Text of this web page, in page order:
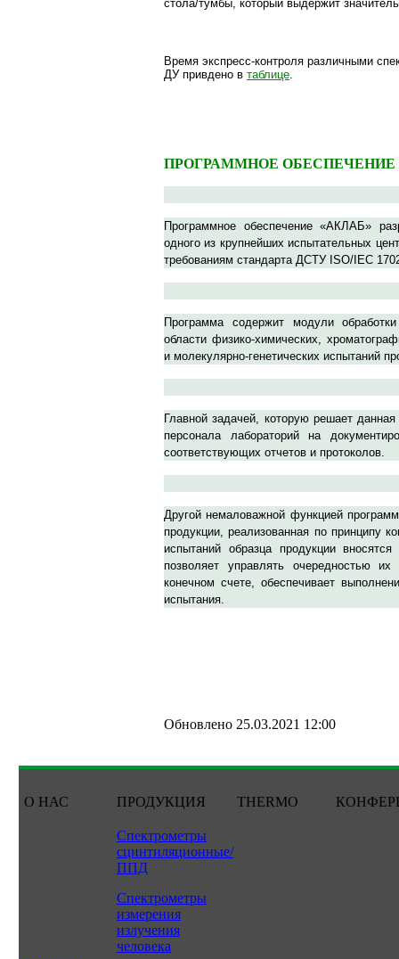
стола/тумбы, который выдержит
Время экспресс-контроля различными
ДУ привдено в таблице.
ПРОГРАММНОЕ ОБЕСПЕЧЕНИЕ
Программное обеспечение «АКЛАБ»
одного из крупнейших испытательных
требованиям стандарта ДСТУ ISO/IEC
Программа содержит модули
области физико-химических,
и молекулярно-генетических испытаний
Главной задачей, которую решает
персонала лабораторий на
соответствующих отчетов и протоколов.
Другой немаловажной функцией
продукции, реализованная по принципу
испытаний образца продукции
позволяет управлять очередностью
конечном счете, обеспечивает
испытания.
Обновлено 25.03.2021 12:00
О НАС ПРОДУКЦИЯ THERMO
Спектрометры
сцинтиляционные/
ППД
Спектрометры
измерения
излучения
человека